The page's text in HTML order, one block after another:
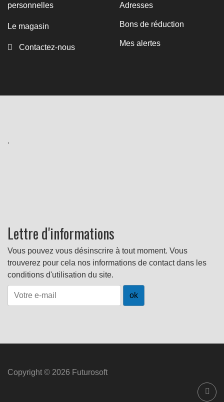
personnelles
Le magasin
Contactez-nous
Adresses
Bons de réduction
Mes alertes
.
Lettre d'informations
Vous pouvez vous désinscrire à tout moment. Vous
trouverez pour cela nos informations de contact dans les
conditions d'utilisation du site.
Copyright © 2026 Futurosoft